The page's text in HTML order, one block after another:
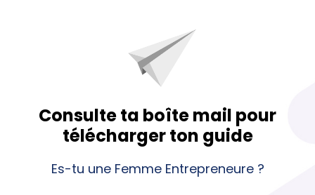
Consulte ta boîte mail pour
télécharger ton guide
Es-tu une Femme Entrepreneure ?